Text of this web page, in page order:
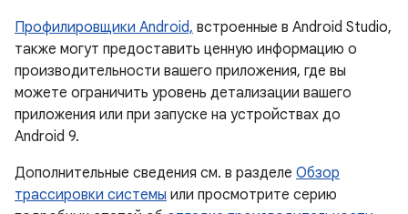
Профилировщики Android, встроенные в Android Studio,
также могут предоставить ценную информацию о
производительности вашего приложения, где вы
можете ограничить уровень детализации вашего
приложения или при запуске на устройствах до
Android 9.
Дополнительные сведения см. в разделе Обзор
трассировки системы или просмотрите серию